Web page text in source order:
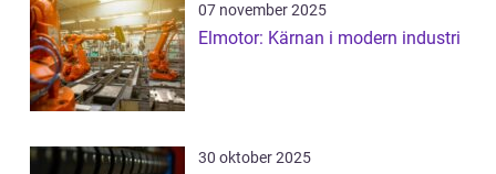
07 november 2025
Elmotor: Kärnan i modern industri
30 oktober 2025